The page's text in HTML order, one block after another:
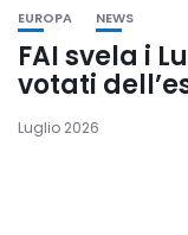
EUROPA NEWS
FAI svela i
votati
Luglio 2026